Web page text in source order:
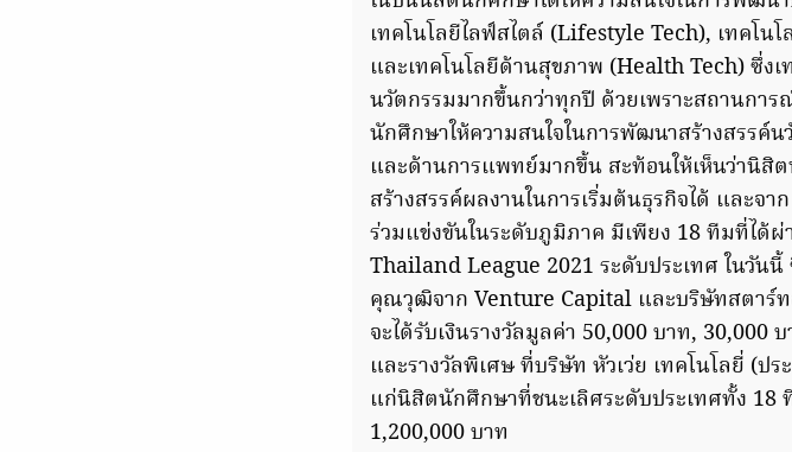
เทคโนโลยีไลฟ์สไตล์ (Lifestyle Tech), เทคโน
และเทคโนโลยีด้านสุขภาพ (Health Tech) ซึ่ง
นวัตกรรมมากขึ้นกว่าทุกปี ด้วยเพราะสถานกา
นักศึกษาให้ความสนใจในการพัฒนาสร้างสรร
และด้านการแพทย์มากขึ้น สะท้อนให้เห็นว่านิสิ
สร้างสรรค์ผลงานในการเริ่มต้นธุรกิจได้ และจ
ร่วมแข่งขันในระดับภูมิภาค มีเพียง 18 ทีมที่ได้
Thailand League 2021 ระดับประเทศ ในวัน
คุณวุฒิจาก Venture Capital และบริษัทสตาร์
จะได้รับเงินรางวัลมูลค่า 50,000 บาท,
และรางวัลพิเศษ ที่บริษัท หัวเว่ย เทคโนโลยี่ (
แก่นิสิตนักศึกษาที่ชนะเลิศระดับประเทศทั้ง 18
1,200,000 บาท